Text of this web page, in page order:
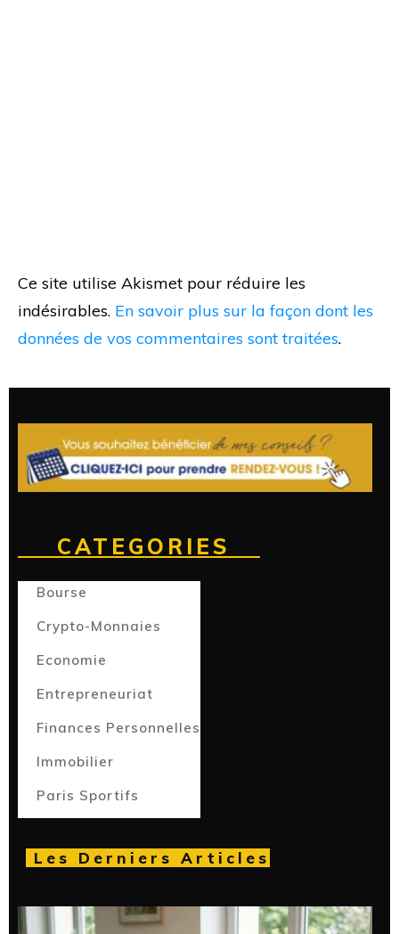
Ce site utilise Akismet pour réduire les
indésirables. En savoir plus sur la façon dont les
données de vos commentaires sont traitées.
CATEGORIES
Bourse
Crypto-Monnaies
Economie
Entrepreneuriat
Finances Personnelles
Immobilier
Paris Sportifs
Les Derniers Articles